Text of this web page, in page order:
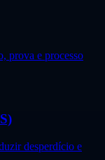
prova e processo
desperdício e